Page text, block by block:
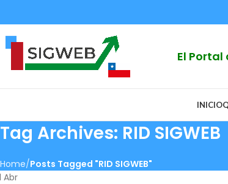
El
INICIO
Tag Archives: RID SIGWEB
Home Posts Tagged "RID SIGWEB"
Abr